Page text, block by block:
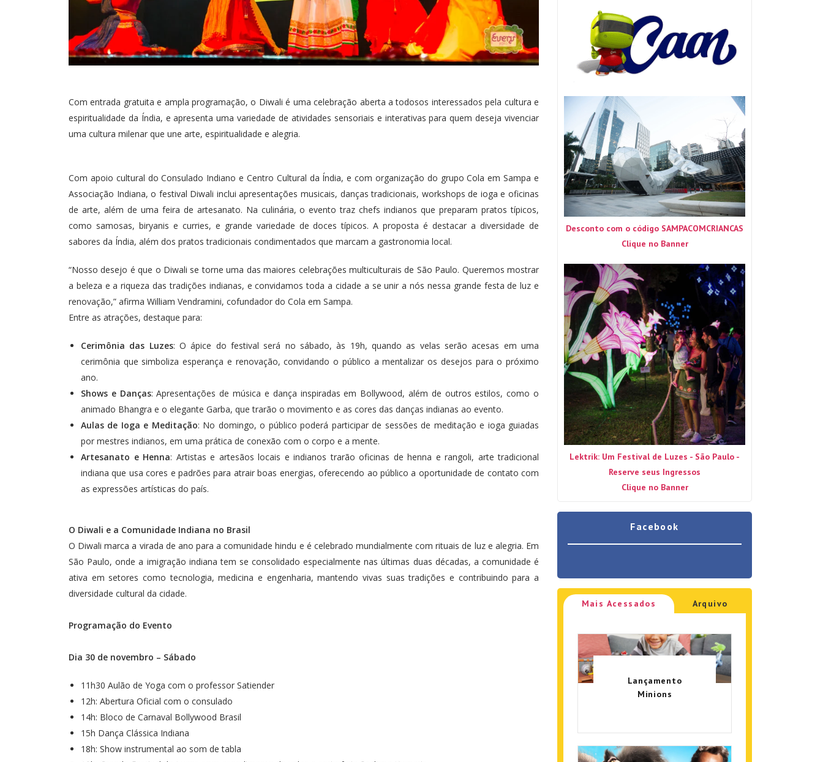
Com entrada gratuita e ampla programação, o Diwali é uma celebração aberta a todosos interessados pela cultura e
espiritualidade da Índia, e apresenta uma variedade de atividades sensoriais e interativas para quem deseja vivenciar
uma cultura milenar que une arte, espiritualidade e alegria.
Com apoio cultural do Consulado Indiano e Centro Cultural da Índia, e com organização do grupo Cola em Sampa e
Associação Indiana, o festival Diwali inclui apresentações musicais, danças tradicionais, workshops de ioga e oficinas
de arte, além de uma feira de artesanato. Na culinária, o evento traz chefs indianos que preparam pratos típicos,
como samosas, biryanis e curries, e grande variedade de doces típicos. A proposta é destacar a diversidade de
sabores da Índia, além dos pratos tradicionais condimentados que marcam a gastronomia local.
“Nosso desejo é que o Diwali se torne uma das maiores celebrações multiculturais de São Paulo. Queremos mostrar
a beleza e a riqueza das tradições indianas, e convidamos toda a cidade a se unir a nós nessa grande festa de luz e
renovação,” afirma William Vendramini, cofundador do Cola em Sampa.
Entre as atrações, destaque para:
Cerimônia das Luzes: O ápice do festival será no sábado, às 19h, quando as velas serão acesas em uma
cerimônia que simboliza esperança e renovação, convidando o público a mentalizar os desejos para o próximo
ano.
Shows e Danças: Apresentações de música e dança inspiradas em Bollywood, além de outros estilos, como o
animado Bhangra e o elegante Garba, que trarão o movimento e as cores das danças indianas ao evento.
Aulas de Ioga e Meditação: No domingo, o público poderá participar de sessões de meditação e ioga guiadas
por mestres indianos, em uma prática de conexão com o corpo e a mente.
Artesanato e Henna: Artistas e artesãos locais e indianos trarão oficinas de henna e rangoli, arte tradicional
indiana que usa cores e padrões para atrair boas energias, oferecendo ao público a oportunidade de contato com
as expressões artísticas do país.
O Diwali e a Comunidade Indiana no Brasil
O Diwali marca a virada de ano para a comunidade hindu e é celebrado mundialmente com rituais de luz e alegria. Em
São Paulo, onde a imigração indiana tem se consolidado especialmente nas últimas duas décadas, a comunidade é
ativa em setores como tecnologia, medicina e engenharia, mantendo vivas suas tradições e contribuindo para a
diversidade cultural da cidade.
Programação do Evento
Dia 30 de novembro – Sábado
11h30 Aulão de Yoga com o professor Satiender
12h: Abertura Oficial com o consulado
14h: Bloco de Carnaval Bollywood Brasil
15h Dança Clássica Indiana
18h: Show instrumental ao som de tabla
Desconto com o código SAMPACOMCRIANCAS
Clique no Banner
Lektrik: Um Festival de Luzes - São Paulo -
Reserve seus Ingressos
Clique no Banner
Facebook
Mais Acessados Arquivo
Lançamento
Minions